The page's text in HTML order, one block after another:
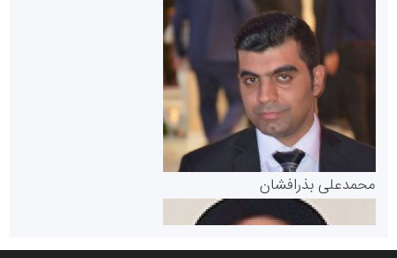
پایگاه خبری گفتمان یزد
سازمان بورس و اوراق بهادار
مرجع اخبار موثق در بازارسرمایه
محمدعلی بذرافشان